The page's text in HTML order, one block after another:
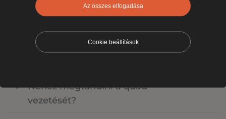
off-road élményvezetés
Nehéz megtanulni a quad
vezetését?
Az összes elfogadása
Cookie beállítások